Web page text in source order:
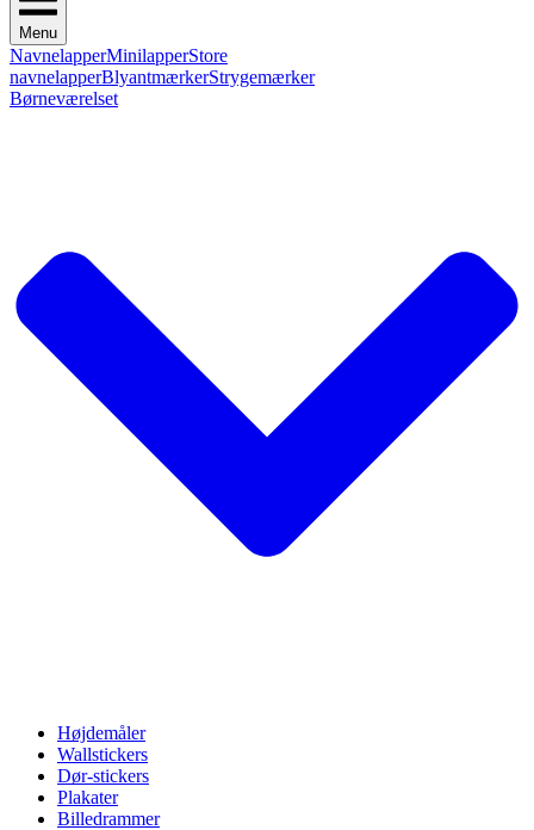
Menu
NavnelapperMinilapperStore
navnelapperBlyantmærkerStrygemærker
Børneværelset
Højdemåler
Wallstickers
Dør-stickers
Plakater
Billedrammer